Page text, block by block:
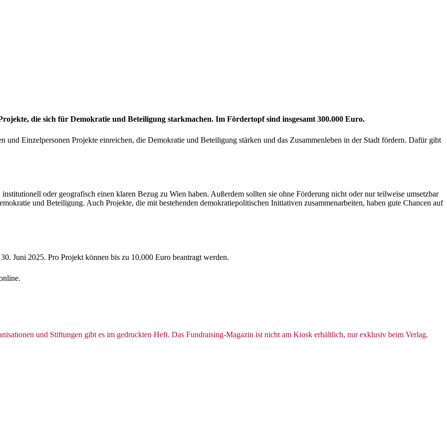
die sich für Demokratie und Beteiligung starkmachen. Im Fördertopf sind insgesamt 300.000 Euro.
und Einzelpersonen Projekte einreichen, die Demokratie und Beteiligung stärken und das Zusammenleben in der Stadt fördern. Dafür gibt
oder geografisch einen klaren Bezug zu Wien haben. Außerdem sollten sie ohne Förderung nicht oder nur teilweise umsetzbar
und Beteiligung. Auch Projekte, die mit bestehenden demokratiepolitischen Initiativen zusammenarbeiten, haben gute Chancen auf
Juni 2025. Pro Projekt können bis zu 10.000 Euro beantragt werden.
und Stif­tungen gibt es im ge­druckten Heft. Das Fundraising-Magazin ist nicht am Kiosk erhältlich, nur exklusiv beim Verlag.